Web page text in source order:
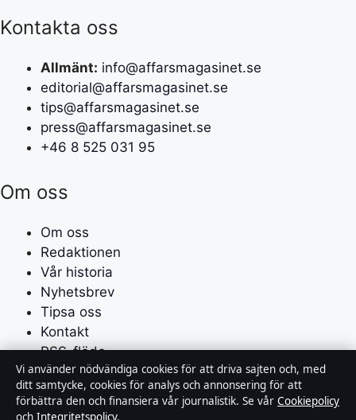
Kontakta oss
Allmänt: info@affarsmagasinet.se
editorial@affarsmagasinet.se
tips@affarsmagasinet.se
press@affarsmagasinet.se
+46 8 525 031 95
Om oss
Om oss
Redaktionen
Vår historia
Nyhetsbrev
Tipsa oss
Kontakt
RSS-flöde
Förtroende & standarder
Vi använder nödvändiga cookies för att driva sajten och, med
ditt samtycke, cookies för analys och annonsering för att
förbättra den och finansiera vår journalistik. Se vår Cookiepolicy
och Integritetspolicy.